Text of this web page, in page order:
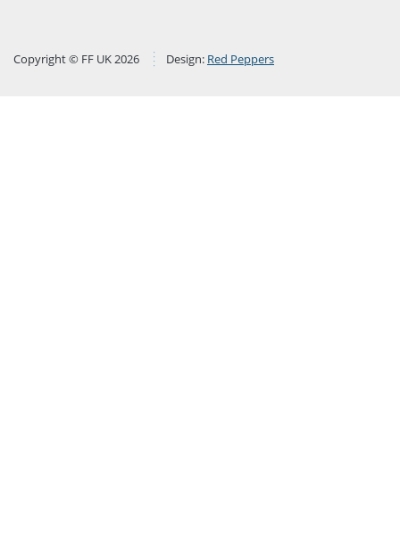
Copyright © FF UK 2026 Design: Red Peppers